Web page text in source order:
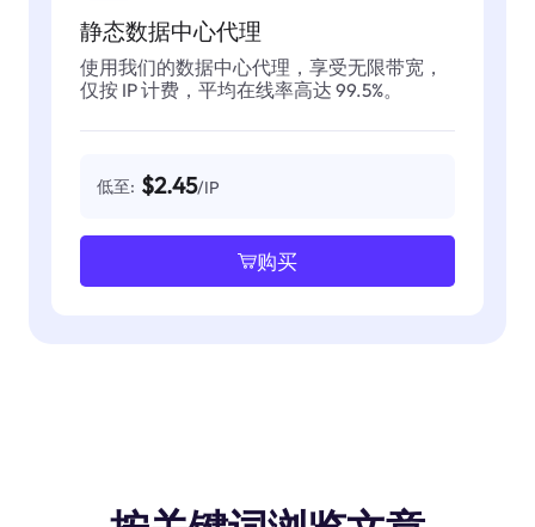
静态数据中心代理
使用我们的数据中心代理，享受无限带宽，
仅按 IP 计费，平均在线率高达 99.5%。
低至: $2.45/IP
购买